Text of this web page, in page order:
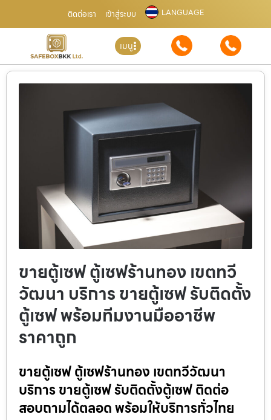
ติดต่อเรา เข้าสู่ระบบ LANGUAGE
เมนู
ขายตู้เซฟ ตู้เซฟร้านทอง เขตทวี
วัฒนา บริการ ขายตู้เซฟ รับติดตั้ง
ตู้เซฟ พร้อมทีมงานมืออาชีพ
ราคาถูก
ขายตู้เซฟ ตู้เซฟร้านทอง เขตทวีวัฒนา
บริการ ขายตู้เซฟ รับติดตั้งตู้เซฟ ติดต่อ
สอบถามได้ตลอด พร้อมให้บริการทั่วไทย